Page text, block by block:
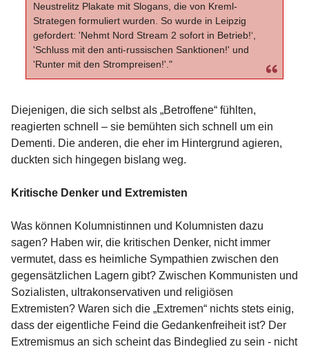
Neustrelitz Plakate mit Slogans, die von Kreml-
Strategen formuliert wurden. So wurde in Leipzig
gefordert: 'Nehmt Nord Stream 2 sofort in Betrieb!‘,
'Schluss mit den anti-russischen Sanktionen!' und
'Runter mit den Strompreisen!'."
Diejenigen, die sich selbst als „Betroffene“ fühlten,
reagierten schnell – sie bemühten sich schnell um ein
Dementi. Die anderen, die eher im Hintergrund agieren,
duckten sich hingegen bislang weg.
Kritische Denker und Extremisten
Was können Kolumnistinnen und Kolumnisten dazu
sagen? Haben wir, die kritischen Denker, nicht immer
vermutet, dass es heimliche Sympathien zwischen den
gegensätzlichen Lagern gibt? Zwischen Kommunisten und
Sozialisten, ultrakonservativen und religiösen
Extremisten? Waren sich die „Extremen“ nichts stets einig,
dass der eigentliche Feind die Gedankenfreiheit ist? Der
Extremismus an sich scheint das Bindeglied zu sein - nicht